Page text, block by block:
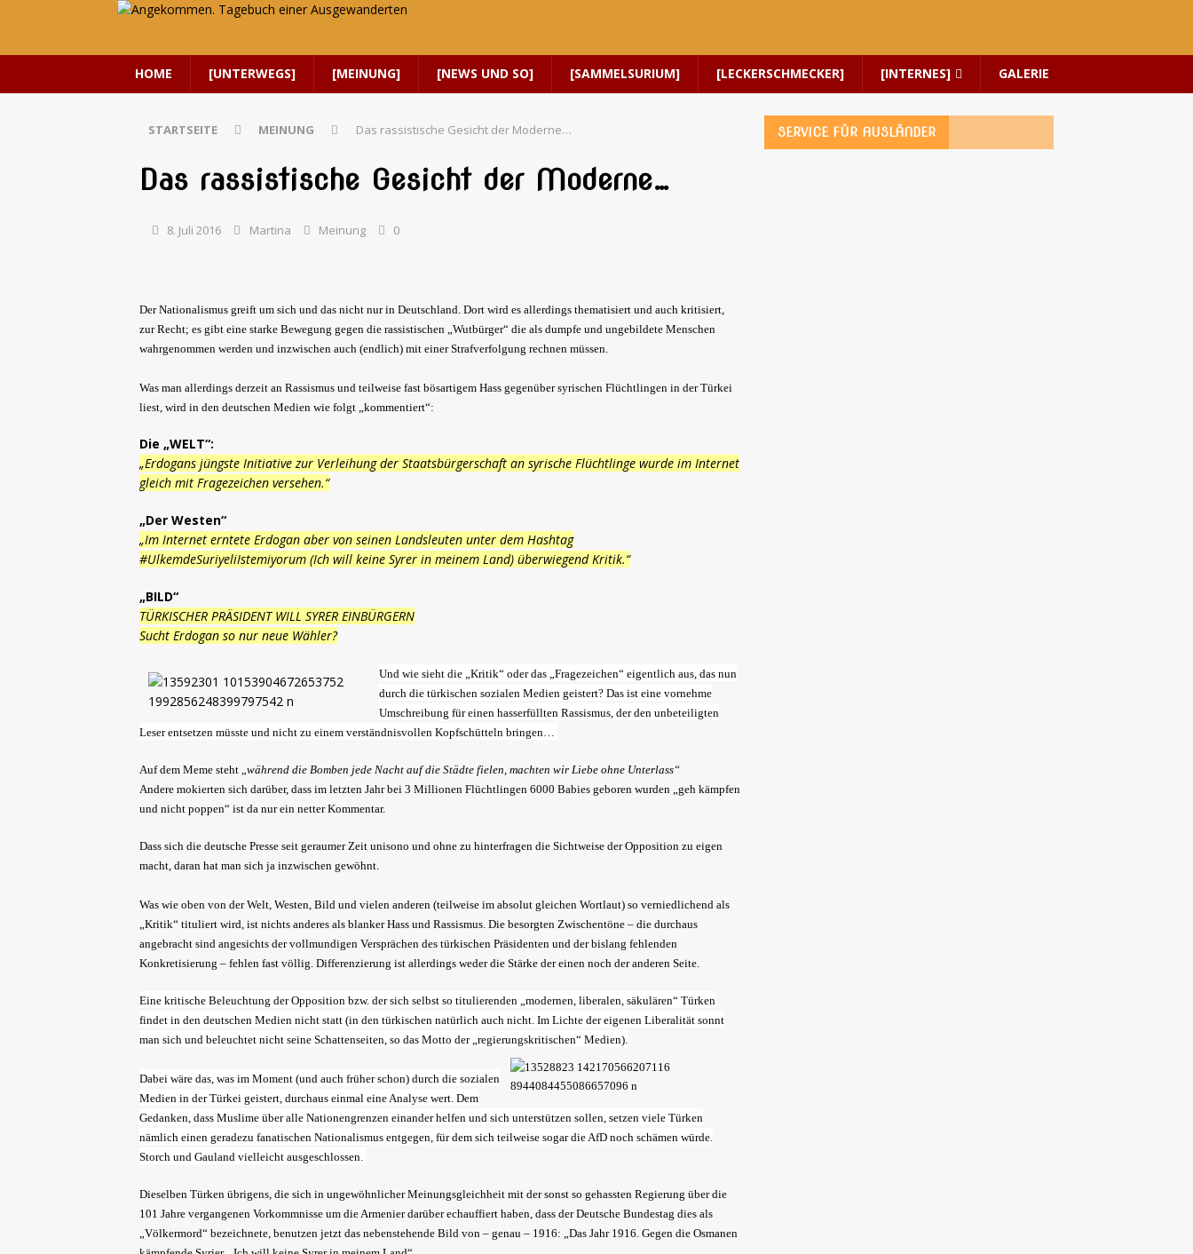
HOME [UNTERWEGS] [MEINUNG] [NEWS UND SO] [SAMMELSURIUM] [LECKERSCHMECKER] [INTERNES] GALERIE
STARTSEITE MEINUNG Das rassistische Gesicht der Moderne…
Das rassistische Gesicht der Moderne…
8. Juli 2016 Martina Meinung 0
Der Nationalismus greift um sich und das nicht nur in Deutschland. Dort wird es allerdings thematisiert und auch kritisiert,
zur Recht; es gibt eine starke Bewegung gegen die rassistischen „Wutbürger“ die als dumpfe und ungebildete Menschen
wahrgenommen werden und inzwischen auch (endlich) mit einer Strafverfolgung rechnen müssen.
Was man allerdings derzeit an Rassismus und teilweise fast bösartigem Hass gegenüber syrischen Flüchtlingen in der Türkei
liest, wird in den deutschen Medien wie folgt „kommentiert“:
Die „WELT“:
„Erdogans jüngste Initiative zur Verleihung der Staatsbürgerschaft an syrische Flüchtlinge wurde im Internet
gleich mit Fragezeichen versehen.“
„Der Westen“
„Im Internet erntete Erdogan aber von seinen Landsleuten unter dem Hashtag
#UlkemdeSuriyeliIstemiyorum (Ich will keine Syrer in meinem Land) überwiegend Kritik.“
„BILD“
TÜRKISCHER PRÄSIDENT WILL SYRER EINBÜRGERN
Sucht Erdogan so nur neue Wähler?
Und wie sieht die „Kritik“ oder das „Fragezeichen“ eigentlich aus, das nun
durch die türkischen sozialen Medien geistert? Das ist eine vornehme
Umschreibung für einen hasserfüllten Rassismus, der den unbeteiligten
Leser entsetzen müsste und nicht zu einem verständnisvollen Kopfschütteln bringen…
Auf dem Meme steht „während die Bomben jede Nacht auf die Städte fielen, machten wir Liebe ohne Unterlass“
Andere mokierten sich darüber, dass im letzten Jahr bei 3 Millionen Flüchtlingen 6000 Babies geboren wurden „geh kämpfen
und nicht poppen“ ist da nur ein netter Kommentar.
Dass sich die deutsche Presse seit geraumer Zeit unisono und ohne zu hinterfragen die Sichtweise der Opposition zu eigen
macht, daran hat man sich ja inzwischen gewöhnt.
Was wie oben von der Welt, Westen, Bild und vielen anderen (teilweise im absolut gleichen Wortlaut) so verniedlichend als
„Kritik“ tituliert wird, ist nichts anderes als blanker Hass und Rassismus. Die besorgten Zwischentöne – die durchaus
angebracht sind angesichts der vollmundigen Versprächen des türkischen Präsidenten und der bislang fehlenden
Konkretisierung – fehlen fast völlig. Differenzierung ist allerdings weder die Stärke der einen noch der anderen Seite.
Eine kritische Beleuchtung der Opposition bzw. der sich selbst so titulierenden „modernen, liberalen, säkulären“ Türken
findet in den deutschen Medien nicht statt (in den türkischen natürlich auch nicht. Im Lichte der eigenen Liberalität sonnt
man sich und beleuchtet nicht seine Schattenseiten, so das Motto der „regierungskritischen“ Medien).
Dabei wäre das, was im Moment (und auch früher schon) durch die sozialen
Medien in der Türkei geistert, durchaus einmal eine Analyse wert. Dem
Gedanken, dass Muslime über alle Nationengrenzen einander helfen und sich unterstützen sollen, setzen viele Türken
nämlich einen geradezu fanatischen Nationalismus entgegen, für dem sich teilweise sogar die AfD noch schämen würde.
Storch und Gauland vielleicht ausgeschlossen.
Dieselben Türken übrigens, die sich in ungewöhnlicher Meinungsgleichheit mit der sonst so gehassten Regierung über die
101 Jahre vergangenen Vorkommnisse um die Armenier darüber echauffiert haben, dass der Deutsche Bundestag dies als
„Völkermord“ bezeichnete, benutzen jetzt das nebenstehende Bild von – genau – 1916: „Das Jahr 1916. Gegen die Osmanen
SERVICE FÜR AUSLÄNDER